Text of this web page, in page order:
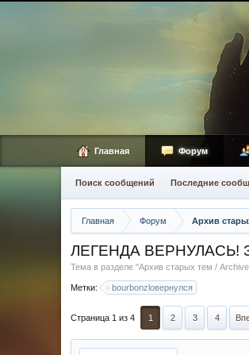
Главная Форум Архив
ЛЕГЕНДА ВЕРНУЛАСЬ!
Тема в разделе "Архив старых тем / Archive
Метки: bourbonzloвернулся
Страница 1 из 4 1 2 3 4
Главная Форум
Поиск сообщений Последние